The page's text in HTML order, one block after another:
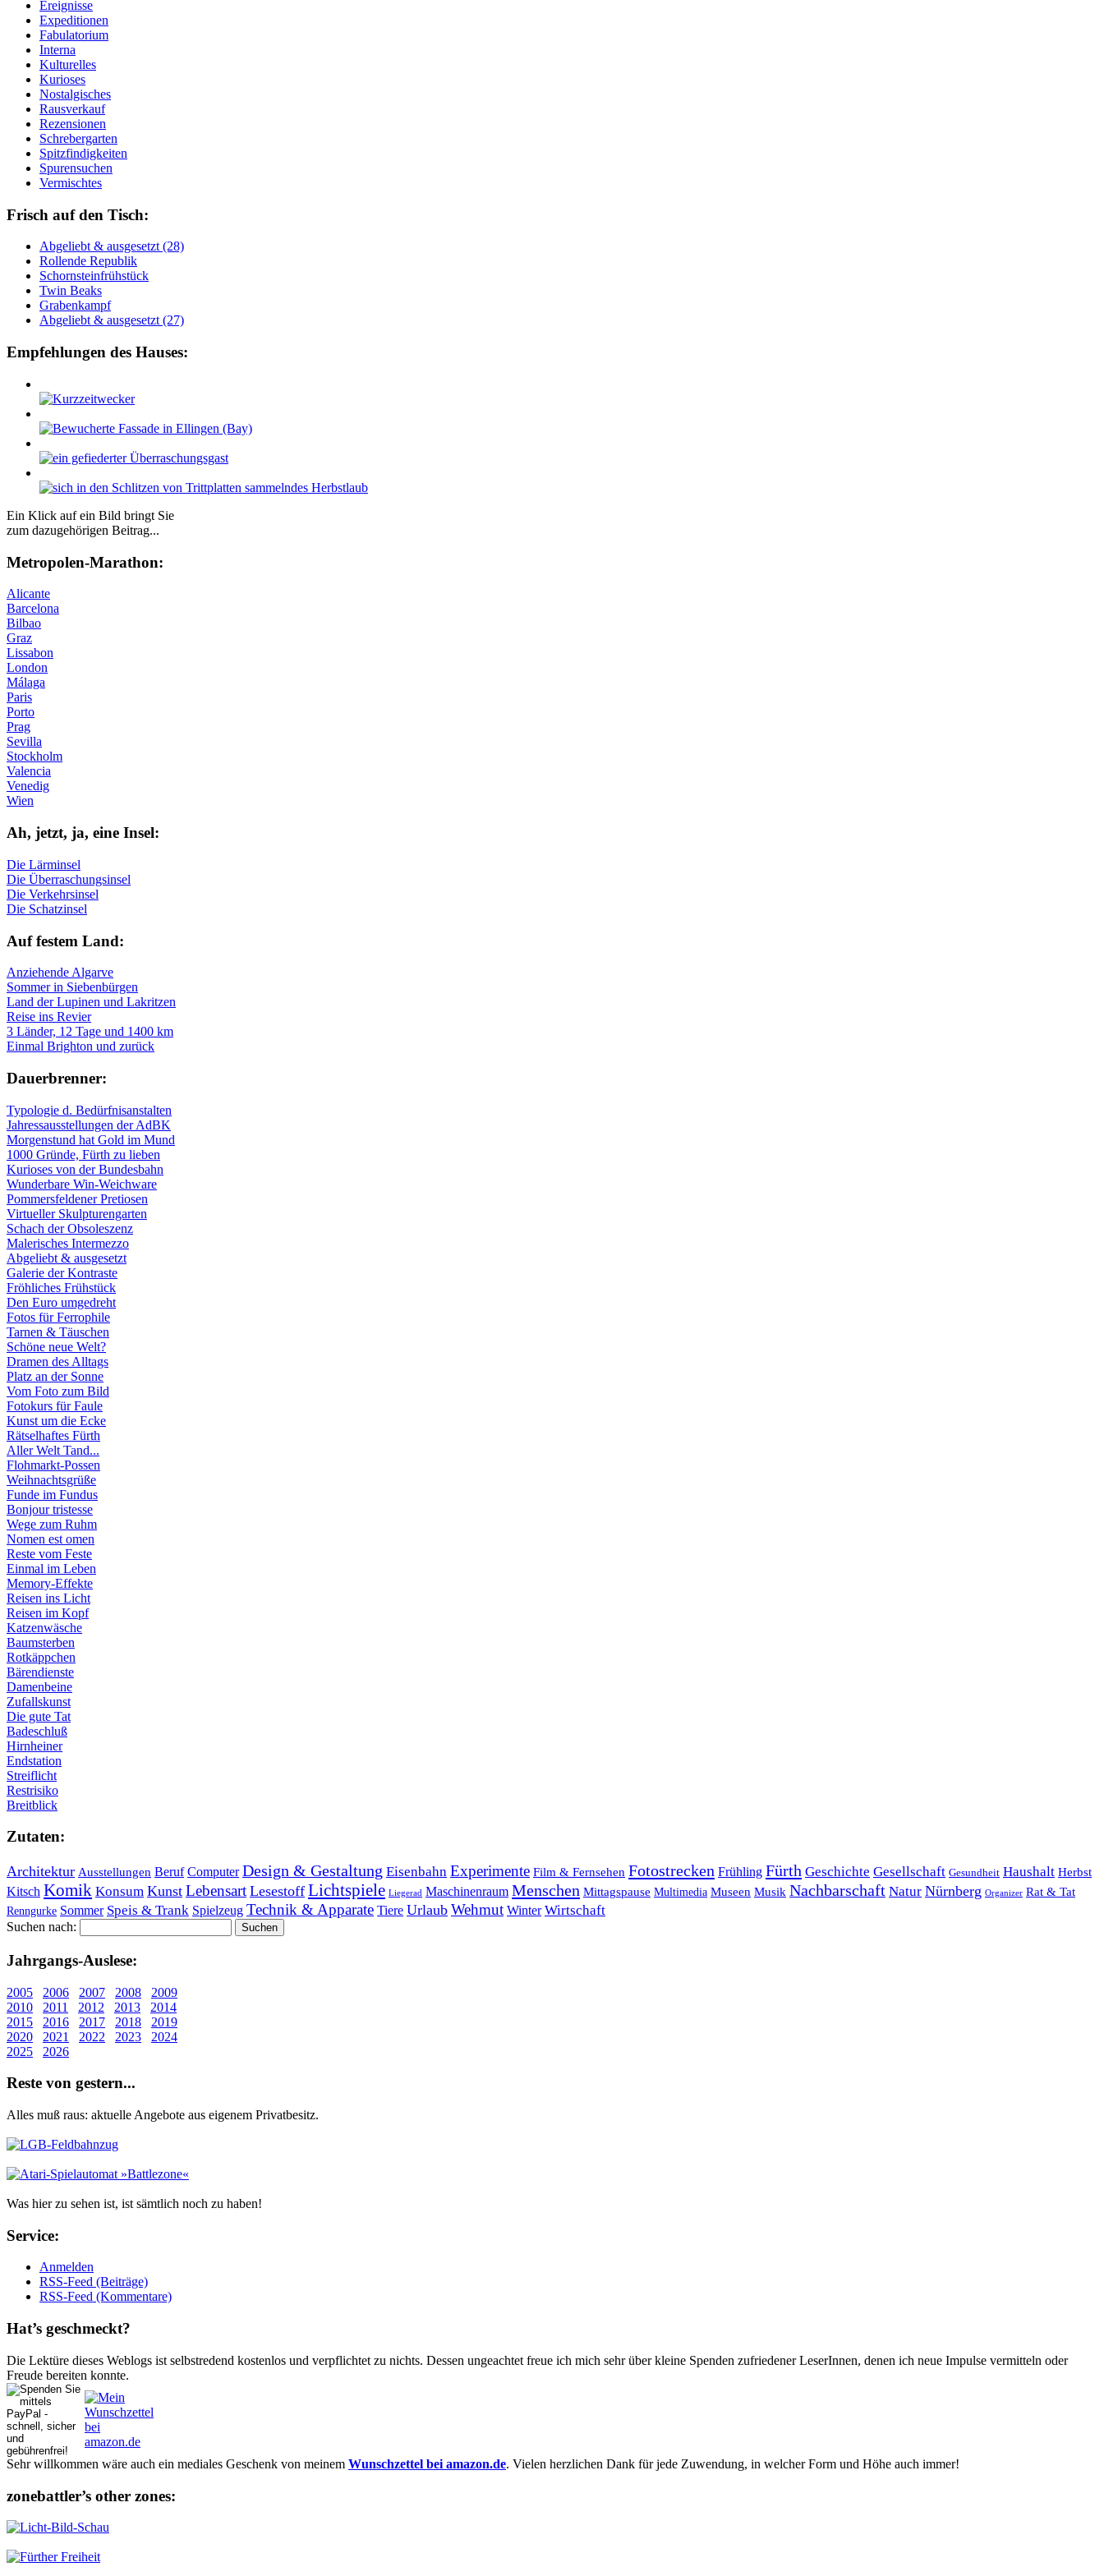
Ereignisse
Expeditionen
Fabulatorium
Interna
Kulturelles
Kurioses
Nostalgisches
Rausverkauf
Rezensionen
Schrebergarten
Spitzfindigkeiten
Spurensuchen
Vermischtes
Frisch auf den Tisch:
Ab­ge­liebt & aus­ge­setzt (28)
Rol­len­de Re­pu­blik
Schorn­stein­früh­stück
Twin Beaks
Gra­ben­kampf
Ab­ge­liebt & aus­ge­setzt (27)
Empfehlungen des Hauses:
Ein Klick auf ein Bild bringt Sie
zum dazugehörigen Beitrag...
Me­tro­po­len-Ma­ra­thon:
Alicante
Barcelona
Bilbao
Graz
Lissabon
London
Málaga
Paris
Porto
Prag
Sevilla
Stockholm
Valencia
Venedig
Wien
Ah, jetzt, ja, ei­ne In­sel:
Die Lärminsel
Die Überraschungsinsel
Die Verkehrsinsel
Die Schatzinsel
Auf fe­stem Land:
Anziehende Algarve
Sommer in Siebenbürgen
Land der Lupinen und Lakritzen
Reise ins Revier
3 Länder, 12 Tage und 1400 km
Einmal Brighton und zurück
Dau­er­bren­ner:
Typologie d. Bedürfnisanstalten
Jahressausstellungen der AdBK
Morgenstund hat Gold im Mund
1000 Gründe, Fürth zu lieben
Kurioses von der Bundesbahn
Wunderbare Win-Weichware
Pommersfeldener Pretiosen
Virtueller Skulpturengarten
Schach der Obsoleszenz
Malerisches Intermezzo
Abgeliebt & ausgesetzt
Galerie der Kontraste
Fröhliches Frühstück
Den Euro umgedreht
Fotos für Ferrophile
Tarnen & Täuschen
Schöne neue Welt?
Dramen des Alltags
Platz an der Sonne
Vom Foto zum Bild
Fotokurs für Faule
Kunst um die Ecke
Rätselhaftes Fürth
Aller Welt Tand...
Flohmarkt-Possen
Weihnachtsgrüße
Funde im Fundus
Bonjour tristesse
Wege zum Ruhm
Nomen est omen
Reste vom Feste
Einmal im Leben
Memory-Effekte
Reisen ins Licht
Reisen im Kopf
Katzenwäsche
Baumsterben
Rotkäppchen
Bärendienste
Damenbeine
Zufallskunst
Die gute Tat
Badeschluß
Hirnheiner
Endstation
Streiflicht
Restrisiko
Breitblick
Zu­ta­ten:
Architektur Ausstellungen Beruf Computer Design & Gestaltung Eisenbahn Experimente Film & Fernsehen Fotostrecken Frühling Fürth Geschichte Gesellschaft Gesundheit Haushalt Herbst
Kitsch Komik Konsum Kunst Lebensart Lesestoff Lichtspiele Liegerad Maschinenraum Menschen Mittagspause Multimedia Museen Musik Nachbarschaft Natur Nürnberg Organizer Rat & Tat
Renngurke Sommer Speis & Trank Spielzeug Technik & Apparate Tiere Urlaub Wehmut Winter Wirtschaft
Suchen nach:
Jahr­gangs-Aus­le­se:
2005 2006 2007 2008
2009
2010
2011 2012 2013
2014
2015
2016 2017 2018
2019
2020
2021 2022 2023
2024
2025
2026
Re­ste von ge­stern...
Alles muß raus: aktuelle An­ge­bo­te aus eigenem Privatbesitz.
Was hier zu sehen ist, ist sämt­lich noch zu haben!
Ser­vice:
Anmelden
RSS-Feed (Beiträge)
RSS-Feed (Kommentare)
Hat’s ge­schmeckt?
Die Lektüre dieses Weblogs ist selbstredend kostenlos und ver­pflich­tet zu nichts. Dessen un­ge­achtet freue ich mich sehr über kleine Spenden zufriedener Le­serInnen, denen ich neue Im­pul­se vermitteln oder
Freude bereiten konnte.
Sehr willkommen wäre auch ein mediales Geschenk von meinem Wunschzettel bei amazon.de. Vielen herzlichen Dank für jede Zuwendung, in welcher Form und Höhe auch immer!
zonebattler’s other zo­nes: